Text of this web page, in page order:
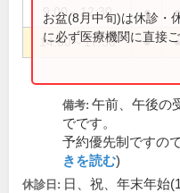
9:00～12:30 ● ●
14:00～17:30 ● ●
お盆(8月中旬)は休診・
に必ず医療機関に直接
備考: 午前、午後の
でです。
予約優先制ですの
きを読む)
休診日: 日、祝、年末年始